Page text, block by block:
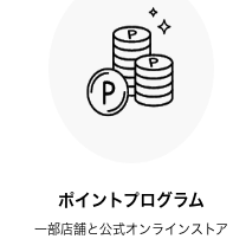
ポイントプログラム
一部店舗と公式オンラインストア